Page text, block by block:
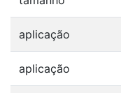
aplicação
aplicação